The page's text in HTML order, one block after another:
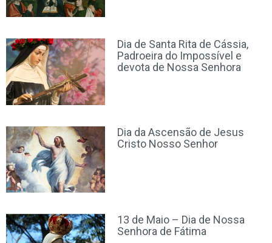
Dia de Santa Rita de Cássia,
Padroeira do Impossível e
devota de Nossa Senhora
Dia da Ascensão de Jesus
Cristo Nosso Senhor
13 de Maio – Dia de Nossa
Senhora de Fátima